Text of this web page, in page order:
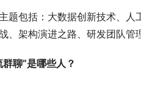
题包括：大数据创新技术、人
、架构演进之路、研发团队管
群聊”是哪些人？